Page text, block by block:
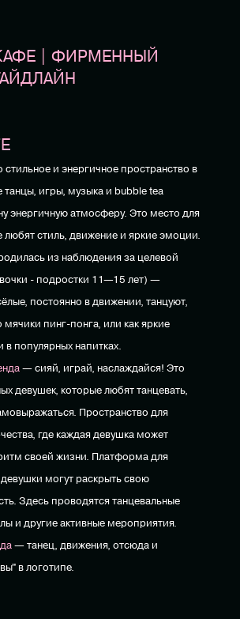
| ФИРМЕННЫЙ
и энергичное пространство в
танцы, игры, музыка и bubble tea
энергичную атмосферу. Это место для
любят стиль, движение и яркие эмоции.
из наблюдения за целевой
- подростки 11—15 лет) —
постоянно в движении, танцуют,
пинг-понга, или как яркие
в популярных напитках.
— сияй, играй, наслаждайся! Это
девушек, которые любят танцевать,
Пространство для
где каждая девушка может
своей жизни. Платформа для
девушки могут раскрыть свою
Здесь проводятся танцевальные
и другие активные мероприятия.
— танец, движения, отсюда и
в логотипе.